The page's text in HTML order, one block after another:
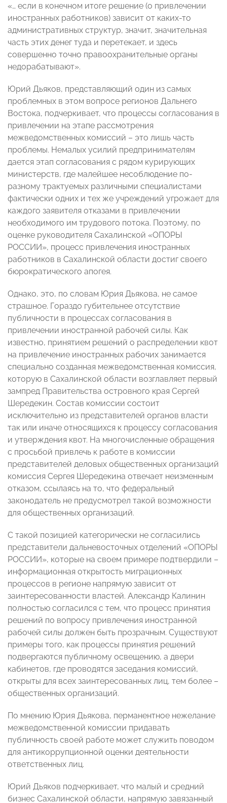
«… если в конечном итоге решение (о привлечении
иностранных работников) зависит от каких-то
административных структур, значит, значительная
часть этих денег туда и перетекает, и здесь
совершенно точно правоохранительные органы
недорабатывают».
Юрий Дьяков, представляющий один из самых
проблемных в этом вопросе регионов Дальнего
Востока, подчеркивает, что процессы согласования в
привлечении на этапе рассмотрения
межведомственных комиссий – это лишь часть
проблемы. Немалых усилий предпринимателям
дается этап согласования с рядом курирующих
министерств, где малейшее несоблюдение по-
разному трактуемых различными специалистами
фактически одних и тех же учреждений угрожает для
каждого заявителя отказами в привлечении
необходимого им трудового потока. Поэтому, по
оценке руководителя Сахалинской «ОПОРЫ
РОССИИ», процесс привлечения иностранных
работников в Сахалинской области достиг своего
бюрократического апогея.
Однако, это, по словам Юрия Дьякова, не самое
страшное. Гораздо губительнее отсутствие
публичности в процессах согласования в
привлечении иностранной рабочей силы. Как
известно, принятием решений о распределении квот
на привлечение иностранных рабочих занимается
специально созданная межведомственная комиссия,
которую в Сахалинской области возглавляет первый
зампред Правительства островного края Сергей
Шередекин. Состав комиссии состоит
исключительно из представителей органов власти
так или иначе относящихся к процессу согласования
и утверждения квот. На многочисленные обращения
с просьбой привлечь к работе в комиссии
представителей деловых общественных организаций
комиссия Сергея Шередекина отвечает неизменным
отказом, ссылаясь на то, что федеральный
законодатель не предусмотрел такой возможности
для общественных организаций.
С такой позицией категорически не согласились
представители дальневосточных отделений «ОПОРЫ
РОССИИ», которые на своем примере подтвердили –
информационная открытость миграционных
процессов в регионе напрямую зависит от
заинтересованности властей. Александр Калинин
полностью согласился с тем, что процесс принятия
решений по вопросу привлечения иностранной
рабочей силы должен быть прозрачным. Существуют
примеры того, как процессы принятия решений
подвергаются публичному освещению, а двери
кабинетов, где проводятся заседания комиссий,
открыты для всех заинтересованных лиц, тем более –
общественных организаций.
По мнению Юрия Дьякова, перманентное нежелание
межведомственной комиссии придавать
публичность своей работе может служить поводом
для антикоррупционной оценки деятельности
ответственных лиц.
Юрий Дьяков подчеркивает, что малый и средний
бизнес Сахалинской области, напрямую завязанный